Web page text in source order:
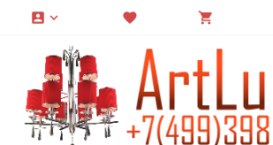
account_box keyboard_arrow_down favorite shopping_cart